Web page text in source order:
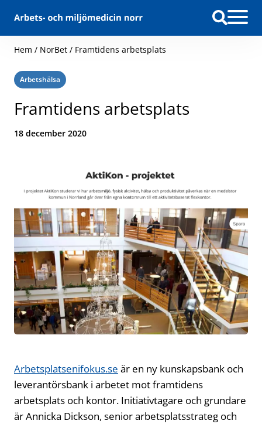
Hem / NorBet / Framtidens arbetsplats
Kategori:
Arbetshälsa
Framtidens arbetsplats
Datum:
18 december 2020
Arbetsplatsenifokus.se är en ny kunskapsbank och
leverantörsbank i arbetet mot framtidens
arbetsplats och kontor. Initiativtagare och grundare
är Annicka Dickson, senior arbetsplatsstrateg och